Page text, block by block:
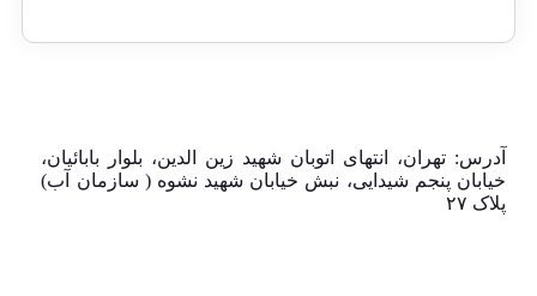
آدرس: تهران، انتهای اتوبان شهید زین الدین، بلوار بابائیان،
خیابان پنجم شیدایی، نبش خیابان شهید نشوه ( سازمان آب)
پلاک ۲۷